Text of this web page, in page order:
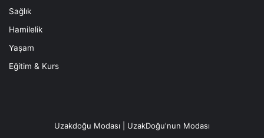
Sağlık
Hamilelik
Yaşam
Eğitim & Kurs
Uzakdoğu Modası | UzakDoğu'nun Modası